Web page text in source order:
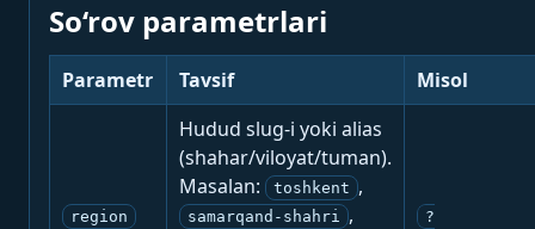
So‘rov parametrlari
Parametr Tavsif Misol
region
Hudud slug-i yoki alias
(shahar/viloyat/tuman).
Masalan:
toshkent ,
samarqand-shahri ,
?